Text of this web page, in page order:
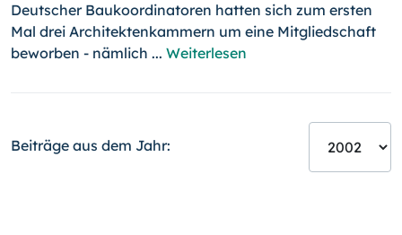
Deutscher Baukoordinatoren hatten sich zum ersten
Mal drei Architektenkammern um eine Mitgliedschaft
beworben - nämlich ... Weiterlesen
Beiträge aus dem Jahr: